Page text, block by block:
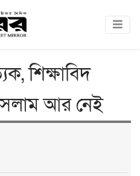
শিক্ষাবিদ
আর নেই